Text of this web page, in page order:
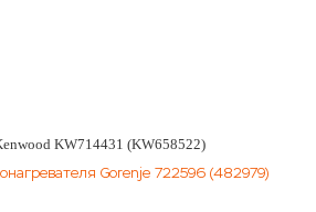
KW714431 (KW658522)